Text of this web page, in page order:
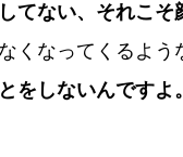
てない、それこそ
くなってくるよ
をしないんですよ。